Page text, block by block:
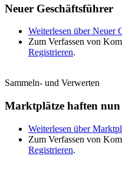
Neuer Geschäftsführer
Weiterlesen über Neuer
Zum Verfassen von
Registrieren.
Sammeln- und Verwerten
Marktplätze haften nun
Weiterlesen über
Zum Verfassen von
Registrieren.